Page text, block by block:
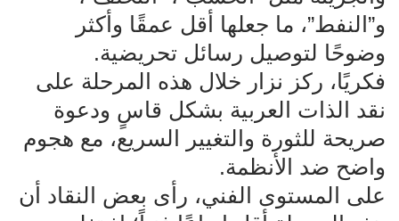
و”النفط”، ما جعلها أقل عمقًا وأكثر
وضوحًا لتوصيل رسائل تحريضية.
فكريًا، ركز نزار خلال هذه المرحلة على
نقد الذات العربية بشكل قاسٍ ودعوة
صريحة للثورة والتغيير السريع، مع هجوم
واضح ضد الأنظمة.
على المستوى الفني، رأى بعض النقاد أن